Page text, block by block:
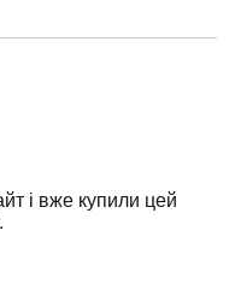
і вже купили цей